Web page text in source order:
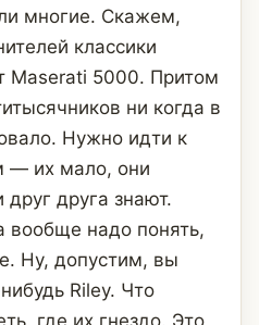
многие. Скажем,
классики
Maserati 5000. Притом
ни когда в
Нужно идти к
— их мало, они
друга знают.
вообще надо понять,
Ну, допустим, вы
Riley. Что